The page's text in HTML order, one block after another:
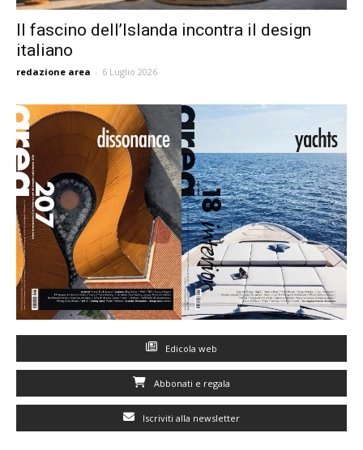
Il fascino dell’Islanda incontra il design
italiano
redazione area - 6 Luglio 2026
Edicola web
Abbonati e regala
Iscriviti alla newsletter